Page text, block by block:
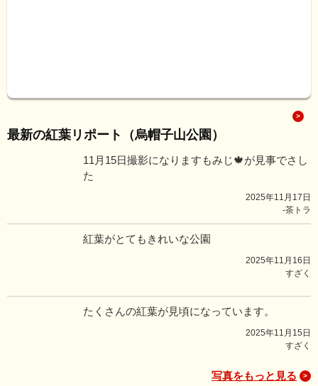
最新の紅葉リポート（烏帽子山公園）
11月15日撮影になりますもみじ🍁が見事でさし
た
2025年11月17日
-茶トラ
紅葉がとてもきれいな公園
2025年11月16日
すざく
たくさんの紅葉が見頃になっています。
2025年11月15日
すざく
写真をもっと見る